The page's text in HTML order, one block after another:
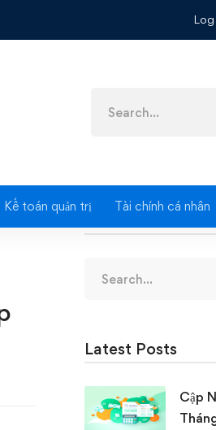
Log
for:
Kế toán quản trị Tài chính cá nhân
tại TP. HCM
for:
Latest Posts
Cập